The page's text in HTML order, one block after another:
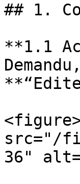
## 1.
**1.1
src="/
36"